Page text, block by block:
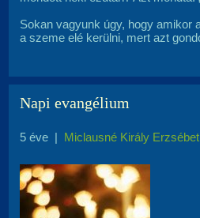
Sokan vagyunk úgy, hogy amikor
a szeme elé kerülni, mert azt
Napi evangélium
5 éve | Miclausné Király Erzsébet